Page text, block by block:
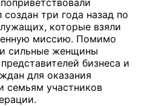
три года назад по
которые взяли
миссию. Помимо
сильные женщины
бизнеса и
для оказания
семьям участников